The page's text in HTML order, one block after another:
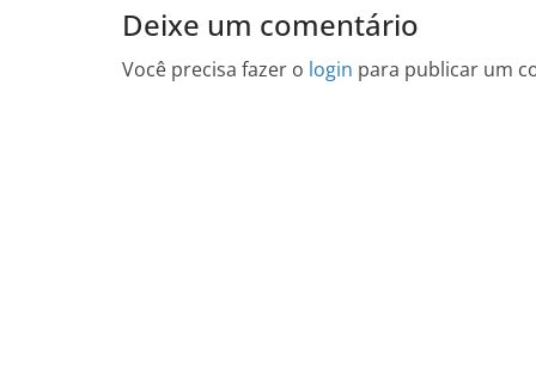
Deixe um comentário
Você precisa fazer o login para publicar um